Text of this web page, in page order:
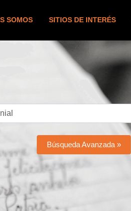
SOMOS SITIOS DE INTERÉS
Búsqueda Avanzada »